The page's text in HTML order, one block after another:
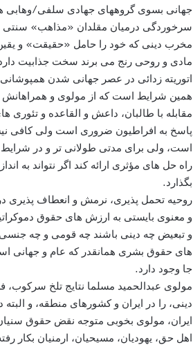
جهانی بسوی گروههای جهادی سلفی/وهابی
سرخوردگی درمیان مقلدان «مذاهب» سنتی
مخرب دینی که خود را حامل «حقیقت» و یقین
مادی و روحی رنج می برند سخت جذابیت
اتوریته زدائی در عصر جهانی شدن همپوشانی
همین شرایط است که از مولوی و همراهانش
مقابله با طالبان، داعش و القاعده و تئوری
پاسخ به افراطیون ضروری است ولی کافی
است، ولی برای مدتی طولانی تر و در شرایط
راه حل های مؤثری ارائه کند اگر نتواند به
بگذارد.
روحیه تحمل پذیری، نرمش و انعطاف
و معنوی بایستی به ارزش های حقوق
و تبعیض چه دینی باشند چه قومی و چه جنسی
های حقوق بشری همانقدر که عام و
جا وجود دارد.
مولوی عبدالحمید مسلما نتایج تلخ
دینی، را در ایران و کشورهای منطقه، و
ایران، مولوی بخوبی متوجه نقض حقوق
اهل حق، یهودیان، مسیحیان، ارمنیان بکار